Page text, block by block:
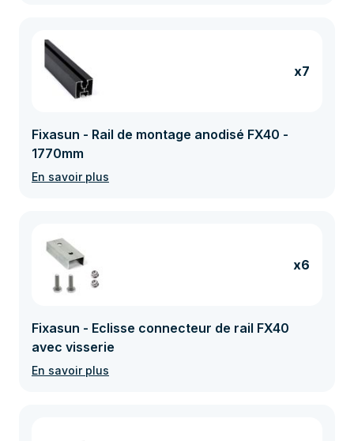
x7
Fixasun - Rail de montage anodisé FX40 -
1770mm
En savoir plus
x6
Fixasun - Eclisse connecteur de rail FX40
avec visserie
En savoir plus